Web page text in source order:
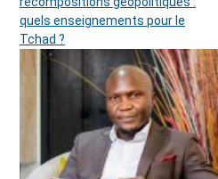
quels enseignements pour le
Tchad ?